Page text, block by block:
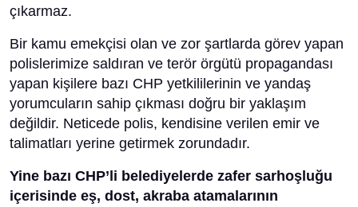
çıkarmaz.
Bir kamu emekçisi olan ve zor şartlarda görev yapan
polislerimize saldıran ve terör örgütü propagandası
yapan kişilere bazı CHP yetkililerinin ve yandaş
yorumcuların sahip çıkması doğru bir yaklaşım
değildir. Neticede polis, kendisine verilen emir ve
talimatları yerine getirmek zorundadır.
Yine bazı CHP’li belediyelerde zafer sarhoşluğu
içerisinde eş, dost, akraba atamalarının